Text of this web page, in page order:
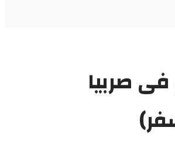
صربيا